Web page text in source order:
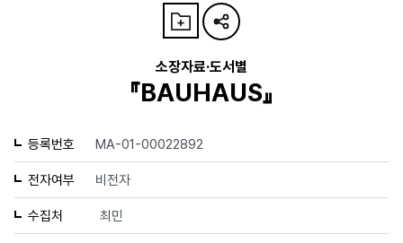
소장자료·도서별
『BAUHAUS』
등록번호 MA-01-00022892
전자여부 비전자
수집처 최민